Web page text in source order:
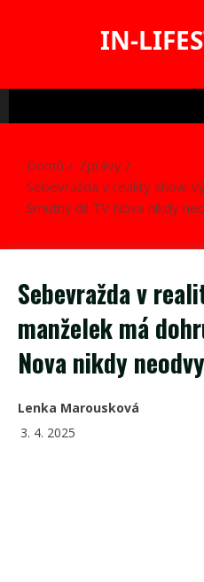
IN-
Domů
Zprávy
Sebevražda v reality show
Smutný díl TV Nova nikdy
Sebevražda v
manželek má
Nova nikdy
Lenka Marousková
3. 4. 2025